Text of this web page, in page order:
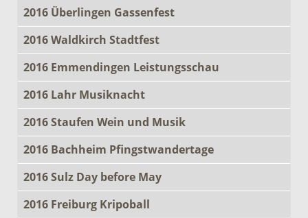
2016 Überlingen Gassenfest
2016 Waldkirch Stadtfest
2016 Emmendingen Leistungsschau
2016 Lahr Musiknacht
2016 Staufen Wein und Musik
2016 Bachheim Pfingstwandertage
2016 Sulz Day before May
2016 Freiburg Kripoball